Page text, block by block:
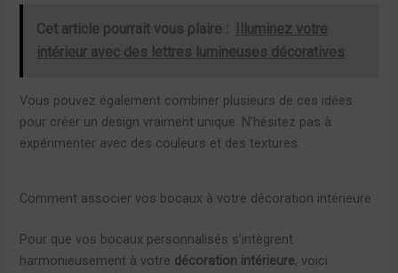
Cet article pourrait vous plaire :
Illuminez votre
intérieur avec des lettres lumineuses décoratives
Vous pouvez également combiner plusieurs de ces idées
pour créer un design vraiment unique. N’hésitez pas à
expérimenter avec des couleurs et des textures.
Comment associer vos bocaux à votre décoration intérieure
Pour que vos bocaux personnalisés s’intègrent
harmonieusement à votre décoration intérieure, voici